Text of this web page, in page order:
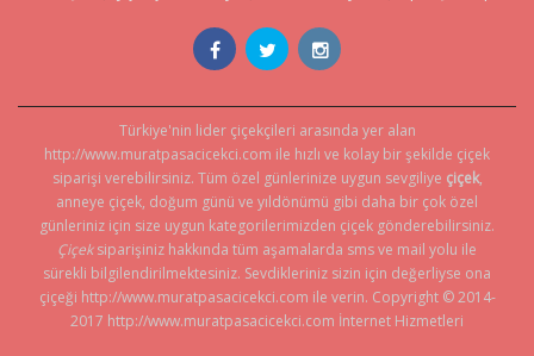
Türkiye'nin lider çiçekçileri arasında yer alan
http://www.muratpasacicekci.com ile hızlı ve kolay bir şekilde çiçek
siparişi verebilirsiniz. Tüm özel günlerinize uygun sevgiliye çiçek,
anneye çiçek, doğum günü ve yıldönümü gibi daha bir çok özel
günleriniz için size uygun kategorilerimizden çiçek gönderebilirsiniz.
Çiçeksiparişiniz hakkında tüm aşamalarda sms ve mail yolu ile
sürekli bilgilendirilmektesiniz. Sevdikleriniz sizin için değerliyse ona
çiçeği http://www.muratpasacicekci.com ile verin. Copyright © 2014-
2017 http://www.muratpasacicekci.com İnternet Hizmetleri